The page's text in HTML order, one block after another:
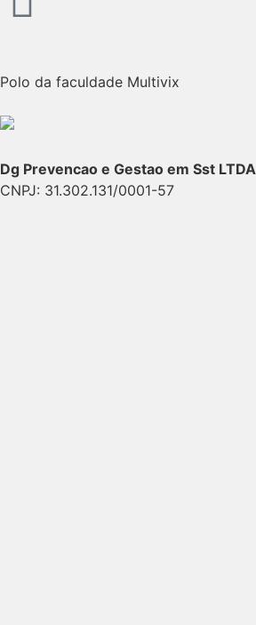
Polo da faculdade Multivix
Dg Prevencao e Gestao em Sst LTDA
CNPJ: 31.302.131/0001-57